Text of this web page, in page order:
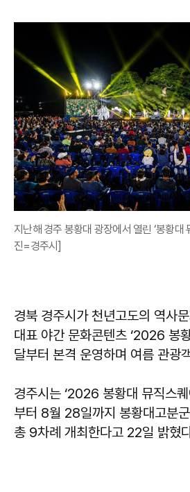
지난해 경주 봉황대 광장에서 열린 ‘봉황대
진=경주시]
경북 경주시가 천년고도의 역사
대표 야간 문화콘텐츠 ‘2026 봉
달부터 본격 운영하며 여름 관광
경주시는 ‘2026 봉황대 뮤직스
부터 8월 28일까지 봉황대고분
총 9차례 개최한다고 22일 밝혔